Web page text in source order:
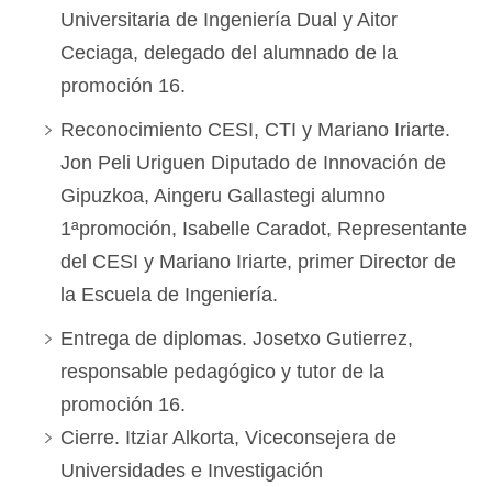
Universitaria de Ingeniería Dual y Aitor
Ceciaga, delegado del alumnado de la
promoción 16.
Reconocimiento CESI, CTI y Mariano Iriarte.
Jon Peli Uriguen Diputado de Innovación de
Gipuzkoa, Aingeru Gallastegi alumno
1ªpromoción, Isabelle Caradot, Representante
del CESI y Mariano Iriarte, primer Director de
la Escuela de Ingeniería.
Entrega de diplomas. Josetxo Gutierrez,
responsable pedagógico y tutor de la
promoción 16.
Cierre. Itziar Alkorta, Viceconsejera de
Universidades e Investigación